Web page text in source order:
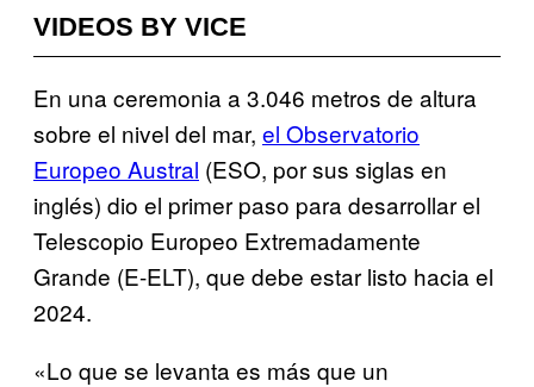
VIDEOS BY VICE
En una ceremonia a 3.046 metros de altura
sobre el nivel del mar, el Observatorio
Europeo Austral (ESO, por sus siglas en
inglés) dio el primer paso para desarrollar el
Telescopio Europeo Extremadamente
Grande (E-ELT), que debe estar listo hacia el
2024.
«Lo que se levanta es más que un